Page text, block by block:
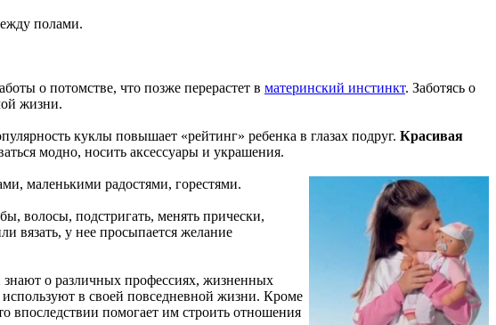
полами.
о потомстве, что позже перерастет в материнский инстинкт. Заботясь о
жизни.
куклы повышает «рейтинг» ребенка в глазах подруг. Красивая
модно, носить аксессуары и украшения.
маленькими радостями, горестями.
волосы, подстригать, менять прически,
вязать, у нее просыпается желание
о различных профессиях, жизненных
в своей повседневной жизни. Кроме
впоследствии помогает им строить отношения